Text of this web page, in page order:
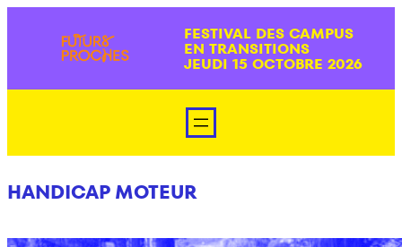
FESTIVAL DES CAMPUS
EN TRANSITIONS
JEUDI 15 OCTOBRE 2026
HANDICAP MOTEUR